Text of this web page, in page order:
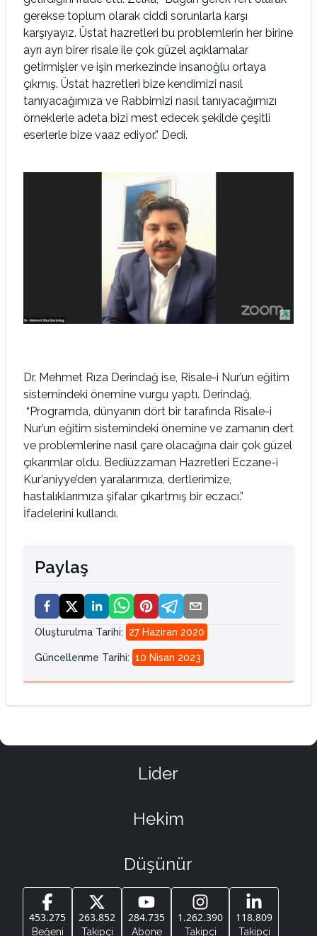
gerekse toplum olarak ciddi sorunlarla karşı
karşıyayız. Üstat hazretleri bu problemlerin her birine
ayrı ayrı birer risale ile çok güzel açıklamalar
getirmişler ve işin merkezinde insanoğlu ortaya
çıkmış. Üstat hazretleri bize kendimizi nasıl
tanıyacağımıza ve Rabbimizi nasıl tanıyacağımızı
örneklerle adeta bizi mest edecek şekilde çeşitli
eserlerle bize vaaz ediyor.” Dedi.
Dr. Mehmet Rıza Derindağ ise, Risale-i Nur’un eğitim
sistemindeki önemine vurgu yaptı. Derindağ,
“Programda, dünyanın dört bir tarafında Risale-i
Nur’un eğitim sistemindeki önemine ve zamanın dert
ve problemlerine nasıl çare olacağına dair çok güzel
çıkarımlar oldu. Bediüzzaman Hazretleri Eczane-i
Kur’aniyye’den yaralarımıza, dertlerimize,
hastalıklarımıza şifalar çıkartmış bir eczacı.”
İfadelerini kullandı.
Paylaş
Oluşturulma Tarihi: 27 Haziran 2020
Güncellenme Tarihi: 10 Nisan 2023
Lider
Hekim
Düşünür
453.275
Beğeni
263.852
Takipçi
284.735
Abone
1.262.390
Takipçi
118.809
Takipçi